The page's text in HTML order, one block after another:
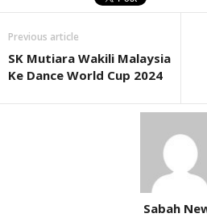
Previous article
SK Mutiara Wakili Malaysia
Ke Dance World Cup 2024
Sabah